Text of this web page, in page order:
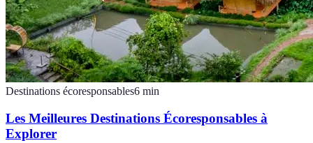
Destinations écoresponsables6 min
Les Meilleures Destinations Écoresponsables à
Explorer